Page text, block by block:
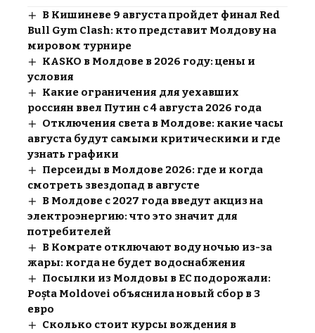
В Кишиневе 9 августа пройдет финал Red
Bull Gym Clash: кто представит Молдову на
мировом турнире
KASKO в Молдове в 2026 году: цены и
условия
Какие ограничения для уехавших
россиян ввел Путин с 4 августа 2026 года
Отключения света в Молдове: какие часы
августа будут самыми критическими и где
узнать графики
Персеиды в Молдове 2026: где и когда
смотреть звездопад в августе
В Молдове с 2027 года введут акциз на
электроэнергию: что это значит для
потребителей
В Комрате отключают воду ночью из-за
жары: когда не будет водоснабжения
Посылки из Молдовы в ЕС подорожали:
Poșta Moldovei объяснила новый сбор в 3
евро
Сколько стоит курсы вождения в